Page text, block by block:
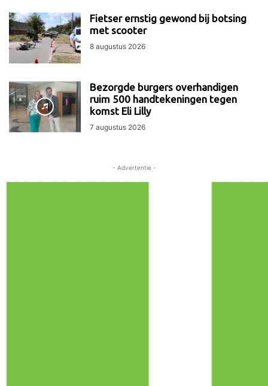
Fietser ernstig gewond bij botsing
met scooter
8 augustus 2026
Bezorgde burgers overhandigen
ruim 500 handtekeningen tegen
komst Eli Lilly
7 augustus 2026
- Advertentie -